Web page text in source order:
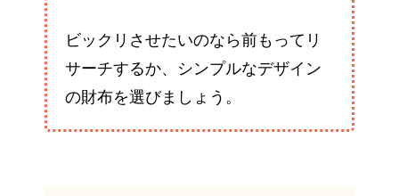
ビックリさせたいのなら前もってリ
サーチするか、シンプルなデザイン
の財布を選びましょう。